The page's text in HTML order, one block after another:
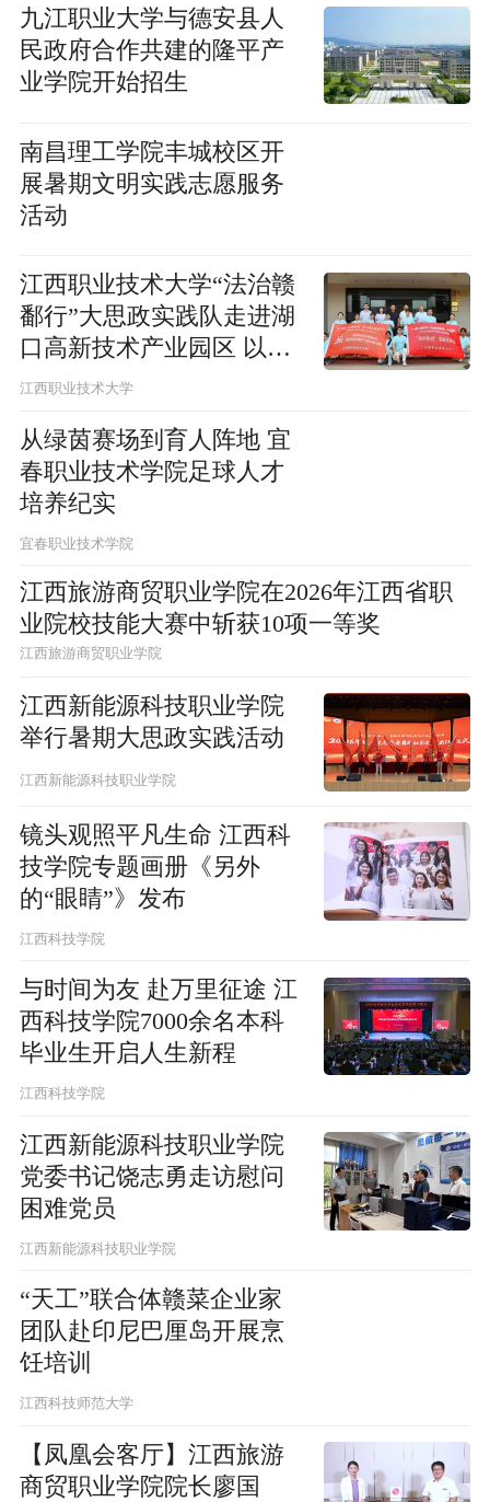
九江职业大学与德安县人
民政府合作共建的隆平产
业学院开始招生
南昌理工学院丰城校区开
展暑期文明实践志愿服务
活动
江西职业技术大学“法治赣
鄱行”大思政实践队走进湖
口高新技术产业园区 以法
治实践打造行走思政课堂
江西职业技术大学
从绿茵赛场到育人阵地 宜
春职业技术学院足球人才
培养纪实
宜春职业技术学院
江西旅游商贸职业学院在2026年江西省职
业院校技能大赛中斩获10项一等奖
江西旅游商贸职业学院
江西新能源科技职业学院
举行暑期大思政实践活动
江西新能源科技职业学院
镜头观照平凡生命 江西科
技学院专题画册《另外
的“眼睛”》发布
江西科技学院
与时间为友 赴万里征途 江
西科技学院7000余名本科
毕业生开启人生新程
江西科技学院
江西新能源科技职业学院
党委书记饶志勇走访慰问
困难党员
江西新能源科技职业学院
“天工”联合体赣菜企业家
团队赴印尼巴厘岛开展烹
饪培训
江西科技师范大学
【凤凰会客厅】江西旅游
商贸职业学院院长廖国